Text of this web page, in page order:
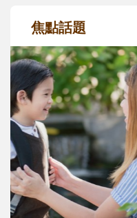
焦點話題
和孩子一起長大
不同模樣
沒有人天生就擅長
次「前所未有」
大。從給予安全感
主、角色認同及解
正嘗試用不同的模